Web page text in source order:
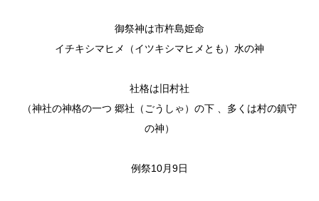
御祭神は市杵島姫命
イチキシマヒメ（イツキシマヒメとも）水の神
社格は旧村社
（神社の神格の一つ 郷社（ごうしゃ）の下 、多くは村の鎮守
の神）
例祭10月9日